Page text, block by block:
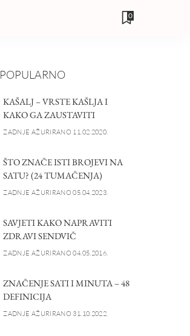
0
POPULARNO
KAŠALJ – VRSTE KAŠLJA I
KAKO GA ZAUSTAVITI
ZADNJE AŽURIRANO 11.02.2020.
ŠTO ZNAČE ISTI BROJEVI NA
SATU? (24 TUMAČENJA)
ZADNJE AŽURIRANO 05.04.2023.
SAVJETI KAKO NAPRAVITI
ZDRAVI SENDVIČ
ZADNJE AŽURIRANO 04.05.2016.
ZNAČENJE SATI I MINUTA – 48
DEFINICIJA
ZADNJE AŽURIRANO 31.10.2022.